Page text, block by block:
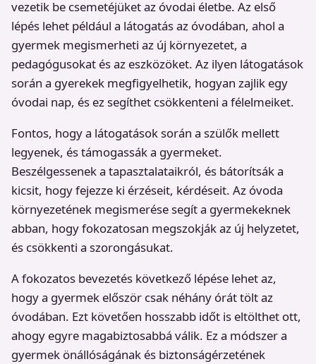
vezetik be csemetéjüket az óvodai életbe. Az első
lépés lehet például a látogatás az óvodában, ahol a
gyermek megismerheti az új környezetet, a
pedagógusokat és az eszközöket. Az ilyen látogatások
során a gyerekek megfigyelhetik, hogyan zajlik egy
óvodai nap, és ez segíthet csökkenteni a félelmeiket.
Fontos, hogy a látogatások során a szülők mellett
legyenek, és támogassák a gyermeket.
Beszélgessenek a tapasztalataikról, és bátorítsák a
kicsit, hogy fejezze ki érzéseit, kérdéseit. Az óvoda
környezetének megismerése segít a gyermekeknek
abban, hogy fokozatosan megszokják az új helyzetet,
és csökkenti a szorongásukat.
A fokozatos bevezetés következő lépése lehet az,
hogy a gyermek először csak néhány órát tölt az
óvodában. Ezt követően hosszabb időt is eltölthet ott,
ahogy egyre magabiztosabbá válik. Ez a módszer a
gyermek önállóságának és biztonságérzetének